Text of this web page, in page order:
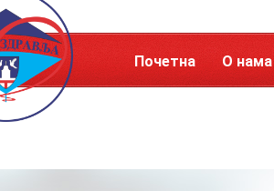
Почетна О нама